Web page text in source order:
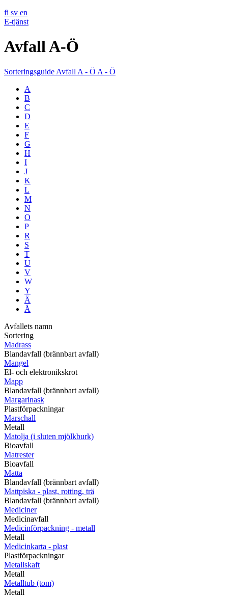
fi sv en
E-tjänst
Avfall A-Ö
Sorteringsguide Avfall A - Ö A - Ö
A
B
C
D
E
F
G
H
I
J
K
L
M
N
O
P
R
S
T
U
V
W
Y
Ä
Å
Avfallets namn
Sortering
Madrass
Blandavfall (brännbart avfall)
Mangel
El- och elektronikskrot
Mapp
Blandavfall (brännbart avfall)
Margarinask
Plastförpackningar
Marschall
Metall
Matolja (i sluten mjölkburk)
Bioavfall
Matrester
Bioavfall
Matta
Blandavfall (brännbart avfall)
Mattpiska - plast, rotting, trä
Blandavfall (brännbart avfall)
Mediciner
Medicinavfall
Medicinförpackning - metall
Metall
Medicinkarta - plast
Plastförpackningar
Metallskaft
Metall
Metalltub (tom)
Metall